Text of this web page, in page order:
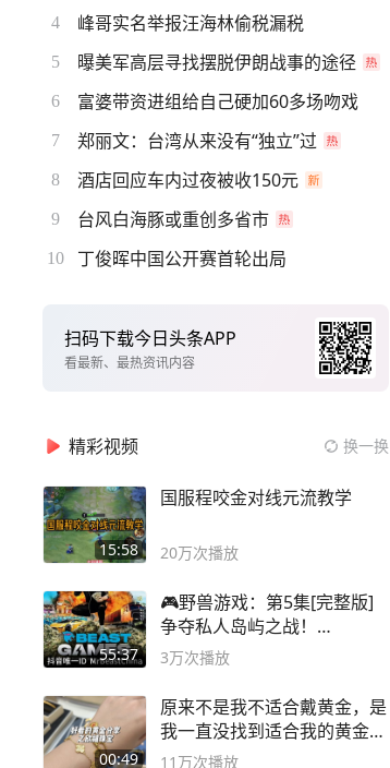
4 峰哥实名举报汪海林偷税漏税
5 曝美军高层寻找摆脱伊朗战事的途径
6 富婆带资进组给自己硬加60多场吻戏
7 郑丽文：台湾从来没有“独立”过
8 酒店回应车内过夜被收150元
9 台风白海豚或重创多省市
10 丁俊晖中国公开赛首轮出局
扫码下载今日头条APP
看最新、最热资讯内容
精彩视频 换一换
15:58
国服程咬金对线元流教学
20万次播放
55:37
🎮野兽游戏：第5集[完整版]
争夺私人岛屿之战！
#MrBeastChina
3万次播放
00:49
原来不是我不适合戴黄金，是
我一直没找到适合我的黄金
😭
11万次播放